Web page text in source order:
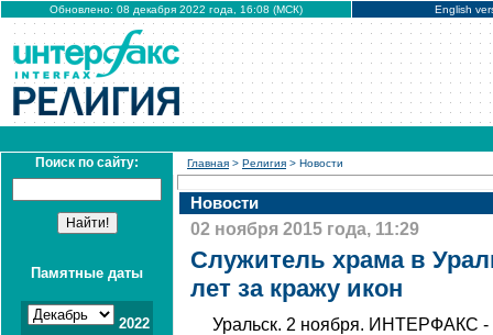
Обновлено: 08 декабря 2022 года, 16:08 (МСК) English
Поиск по сайту:
Памятные даты
2022
Главная > Религия > Новости
Новости
02 ноября 2015 года, 11:29
Служитель храма в
лет за кражу икон
Уральск. 2 ноября. ИНТЕРФАКС -